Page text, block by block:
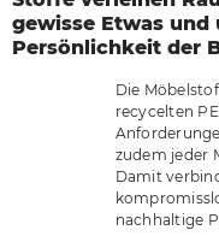
gewisse Etwas und
Persönlichkeit der
Die
recycelten
zudem jeder
Damit
nachhaltige